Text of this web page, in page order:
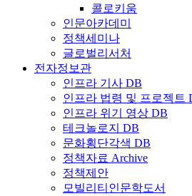
콜로키움
인문아카데미
정책세미나
글로벌리서처
전자정보관
인프라 기사 DB
인프라 법령 및 프로젝트
인프라 위기 영상 DB
테크놀로지 DB
문화횡단각색 DB
정책자료 Archive
정책제안
모빌리티인문학도서